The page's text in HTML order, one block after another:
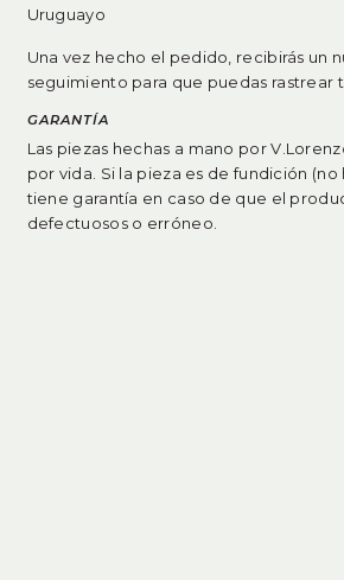
Uruguayo
Una vez hecho el pedido, recibirás un
seguimiento para que puedas rastrear
GARANTÍA
Las piezas hechas a mano por
por vida. Si la pieza es de fundición (no
tiene garantía en caso de que el
defectuosos o erróneo